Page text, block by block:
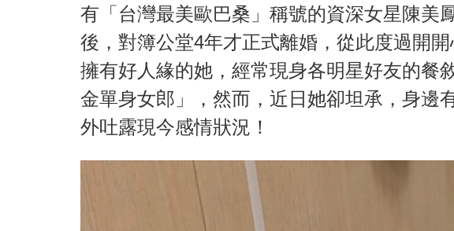
有「台灣最美歐巴桑」稱號的資深女星陳美
後，對簿公堂4年才正式離婚，從此度過開
擁有好人緣的她，經常現身各明星好友的餐
金單身女郎」，然而，近日她卻坦承，身邊
外吐露現今感情狀況！